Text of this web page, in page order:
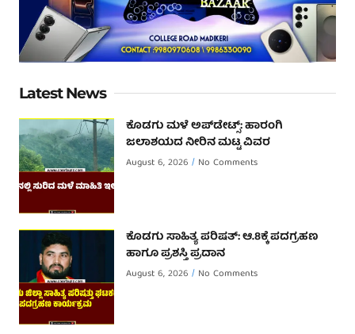
Latest News
ಕೊಡಗು ಮಳೆ ಅಪ್‌ಡೇಟ್ಸ್: ಹಾರಂಗಿ
ಜಲಾಶಯದ ನೀರಿನ ಮಟ್ಟ ವಿವರ
August 6, 2026 No Comments
ಕೊಡಗು ಸಾಹಿತ್ಯ ಪರಿಷತ್: ಆ.8ಕ್ಕೆ ಪದಗ್ರಹಣ
ಹಾಗೂ ಪ್ರಶಸ್ತಿ ಪ್ರದಾನ
August 6, 2026 No Comments